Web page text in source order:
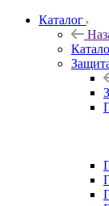
Каталог